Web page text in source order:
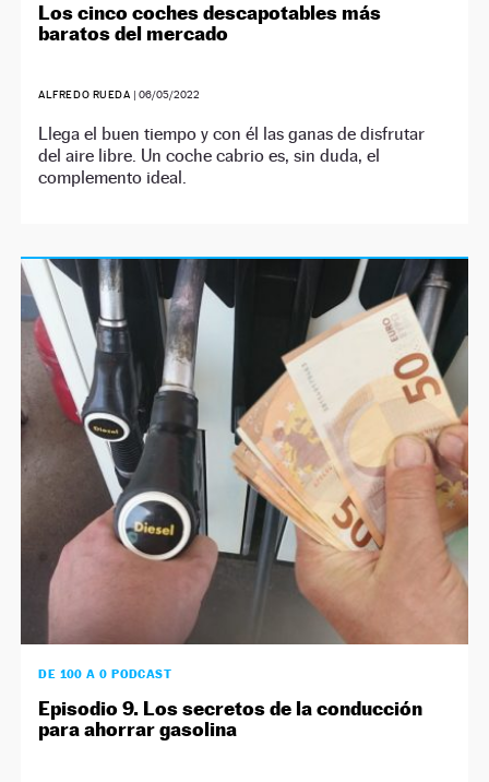
Los cinco coches descapotables más
baratos del mercado
ALFREDO RUEDA | 06/05/2022
Llega el buen tiempo y con él las ganas de disfrutar
del aire libre. Un coche cabrio es, sin duda, el
complemento ideal.
DE 100 A 0 PODCAST
Episodio 9. Los secretos de la conducción
para ahorrar gasolina